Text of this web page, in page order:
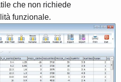
che non richiede
funzionale.